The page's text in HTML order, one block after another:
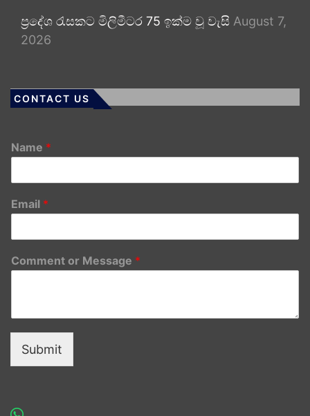
ප්‍රදේශ රැසකට මිලිමීටර 75 ඉක්ම වූ වැසි August 7,
2026
CONTACT US
Name *
Email *
Comment or Message *
Submit